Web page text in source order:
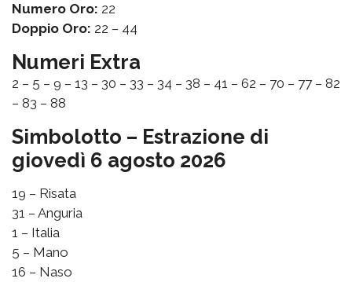
Numero Oro: 22
Doppio Oro: 22 – 44
Numeri Extra
2 – 5 – 9 – 13 – 30 – 33 – 34 – 38 – 41 – 62 – 70 – 77 – 82
– 83 – 88
Simbolotto – Estrazione di
giovedì 6 agosto 2026
19 – Risata
31 – Anguria
1 – Italia
5 – Mano
16 – Naso